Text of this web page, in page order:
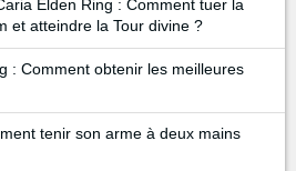
Elden Ring : Comment tuer la
et atteindre la Tour divine ?
: Comment obtenir les meilleures
tenir son arme à deux mains